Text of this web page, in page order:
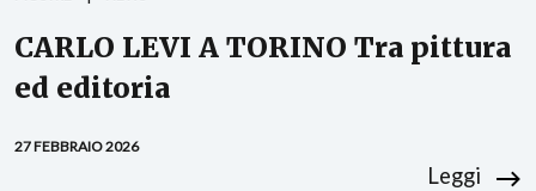
CARLO LEVI A TORINO Tra pittura
ed editoria
27 FEBBRAIO 2026
Leggi